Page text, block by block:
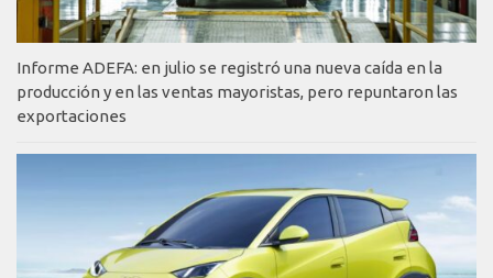
Informe ADEFA: en julio se registró una nueva caída en la
producción y en las ventas mayoristas, pero repuntaron las
exportaciones